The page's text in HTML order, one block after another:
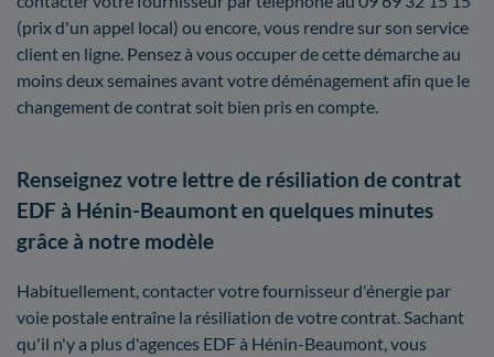
(prix d'un appel local) ou encore, vous rendre sur son service
client en ligne. Pensez à vous occuper de cette démarche au
moins deux semaines avant votre déménagement afin que le
changement de contrat soit bien pris en compte.
Renseignez votre lettre de résiliation de contrat
EDF à Hénin-Beaumont en quelques minutes
grâce à notre modèle
Habituellement, contacter votre fournisseur d'énergie par
voie postale entraîne la résiliation de votre contrat. Sachant
qu'il n'y a plus d'agences EDF à Hénin-Beaumont, vous